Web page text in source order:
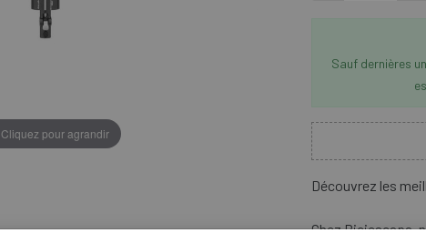
Cliquez pour agrandir
Sauf dernières
Découvrez les
Chez Biciescapa,